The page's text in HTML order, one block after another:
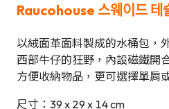
Raucohouse 스웨이드 테
以絨面革面料製成的水桶包，
西部牛仔的狂野，內設磁鐵開
方便收納物品，更可選擇單肩
尺寸：39 x 29 x 14 cm